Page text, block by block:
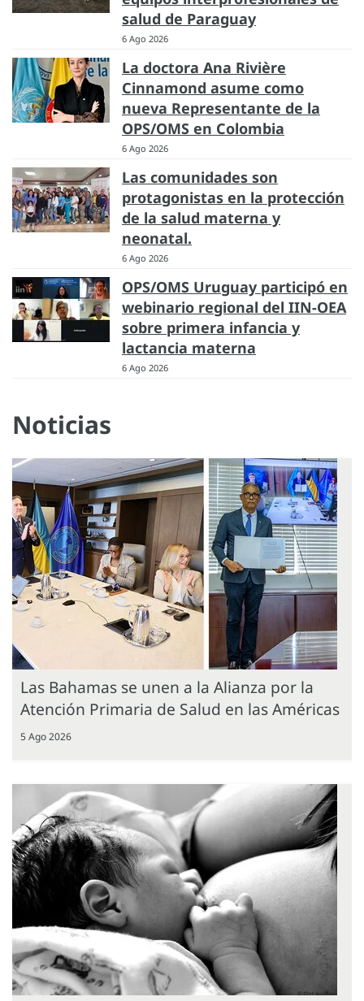
salud de Paraguay
6 Ago 2026
La doctora Ana Rivière
Cinnamond asume como
nueva Representante de la
OPS/OMS en Colombia
6 Ago 2026
Las comunidades son
protagonistas en la protección
de la salud materna y
neonatal.
6 Ago 2026
OPS/OMS Uruguay participó en
webinario regional del IIN-OEA
sobre primera infancia y
lactancia materna
6 Ago 2026
Noticias
Las Bahamas se unen a la Alianza por la
Atención Primaria de Salud en las Américas
5 Ago 2026